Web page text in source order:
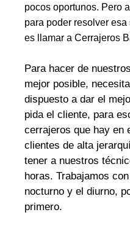
pocos oportunos. Pero
para poder resolver
es llamar a Cerrajeros
Para hacer de
mejor posible,
dispuesto a dar el
pida el cliente, para
cerrajeros que hay en
clientes de alta
tener a nuestros
horas. Trabajamos
nocturno y el diurno,
primero.